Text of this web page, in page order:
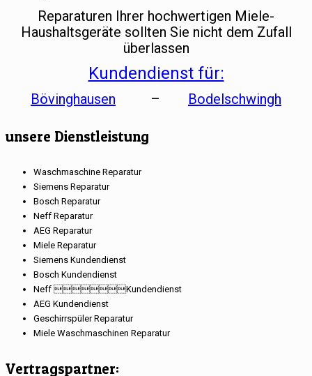
Reparaturen Ihrer hochwertigen Miele-
Haushaltsgeräte sollten Sie nicht dem Zufall
überlassen
Kundendienst für:
Bövinghausen – Bodelschwingh
unsere Dienstleistung
Waschmaschine Reparatur
Siemens Reparatur
Bosch Reparatur
Neff Reparatur
AEG Reparatur
Miele Reparatur
Siemens Kundendienst
Bosch Kundendienst
Neff Kundendienst
AEG Kundendienst
Geschirrspüler Reparatur
Miele Waschmaschinen Reparatur
Vertragspartner: